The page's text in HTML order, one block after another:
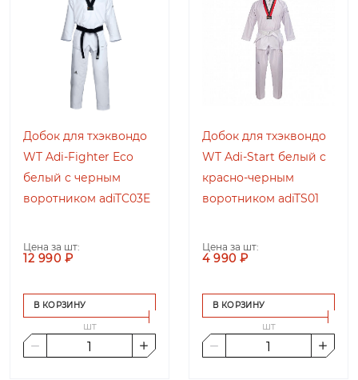
Добок для тхэквондо
WT Adi-Fighter Eco
белый с черным
воротником adiTC03E
Цена за шт:
12 990 ₽
В КОРЗИНУ
шт
Добок для тхэквондо
WT Adi-Start белый с
красно-черным
воротником adiTS01
Цена за шт:
4 990 ₽
В КОРЗИНУ
шт